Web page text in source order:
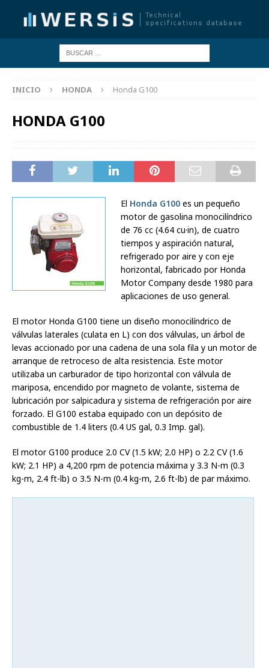
INICIO HONDA Honda G100
HONDA G100
El Honda G100 es un pequeño
motor de gasolina monocilíndrico
de 76 cc (4.64 cu·in), de cuatro
tiempos y aspiración natural,
refrigerado por aire y con eje
horizontal, fabricado por Honda
Motor Company desde 1980 para
aplicaciones de uso general.
El motor Honda G100 tiene un diseño monocilíndrico de
válvulas laterales (culata en L) con dos válvulas, un árbol de
levas accionado por una cadena de una sola fila y un motor de
arranque de retroceso de alta resistencia. Este motor
utilizaba un carburador de tipo horizontal con válvula de
mariposa, encendido por magneto de volante, sistema de
lubricación por salpicadura y sistema de refrigeración por aire
forzado. El G100 estaba equipado con un depósito de
combustible de 1.4 liters (0.4 US gal, 0.3 Imp. gal).
El motor G100 produce 2.0 CV (1.5 kW; 2.0 HP) o 2.2 CV (1.6
kW; 2.1 HP) a 4,200 rpm de potencia máxima y 3.3 N-m (0.3
kg-m, 2.4 ft-lb) o 3.5 N-m (0.4 kg-m, 2.6 ft-lb) de par máximo.